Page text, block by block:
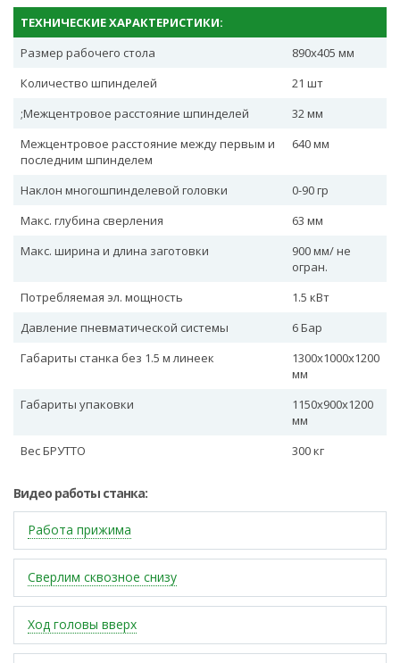
ТЕХНИЧЕСКИЕ ХАРАКТЕРИСТИКИ:
Размер рабочего стола
890х405 мм
Количество шпинделей
21 шт
;Межцентровое раcстояние шпинделей
32 мм
Межцентровое раcстояние между первым и
последним шпинделем
640 мм
Наклон многошпинделевой головки
0-90 гр
Макс. глубина сверления
63 мм
Макс. ширина и длина заготовки
900 мм/ не
огран.
Потребляемая эл. мощность
1.5 кВт
Давление пневматической системы
6 Бар
Габариты станка без 1.5 м линеек
1300х1000х1200
мм
Габариты упаковки
1150х900х1200
мм
Вес БРУТТО
300 кг
Видео работы станка:
Работа прижима
Сверлим сквозное снизу
Ход головы вверх